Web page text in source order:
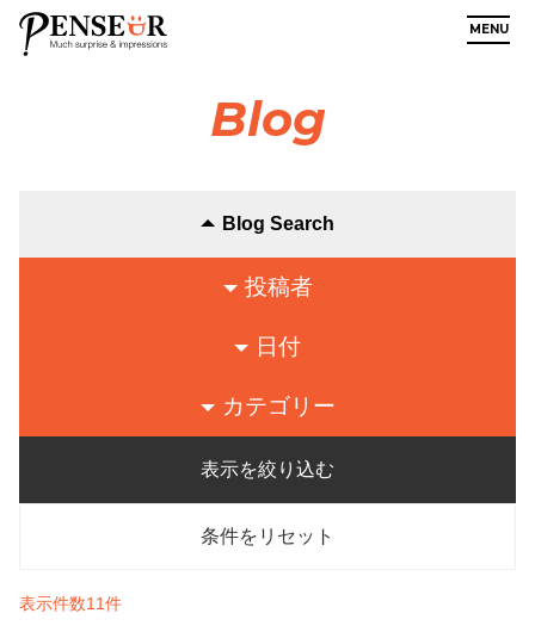
Blog
Blog Search
投稿者
日付
カテゴリー
表示件数11件